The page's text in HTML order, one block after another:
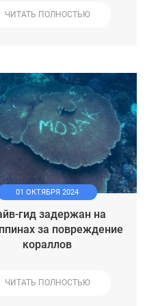
ЧИТАТЬ ПОЛНОСТЬЮ
01 ОКТЯБРЯ 2024
гид задержан на
за повреждение
кораллов
ЧИТАТЬ ПОЛНОСТЬЮ